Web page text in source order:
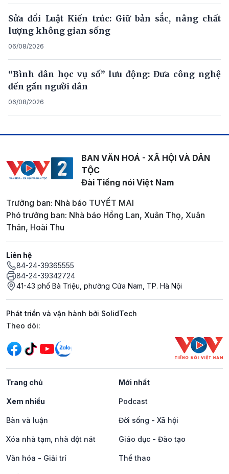
Sửa đổi Luật Kiến trúc: Giữ bản sắc, nâng chất
lượng không gian sống
06/08/2026
“Bình dân học vụ số” lưu động: Đưa công nghệ
đến gần người dân
06/08/2026
BAN VĂN HOÁ - XÃ HỘI VÀ DÂN
TỘC
Đài Tiếng nói Việt Nam
Trưởng ban: Nhà báo TUYẾT MAI
Phó trưởng ban: Nhà báo Hồng Lan, Xuân Thọ, Xuân
Thân, Hoài Thu
Liên hệ
84-24-39365555
84-24-39342724
41-43 phố Bà Triệu, phường Cửa Nam, TP. Hà Nội
Phát triển và vận hành bởi SolidTech
Mạng xã hội
Theo dõi:
Trang chủ Mới nhất
Xem nhiều Podcast
Bàn và luận Đời sống - Xã hội
Xóa nhà tạm, nhà dột nát Giáo dục - Đào tạo
Văn hóa - Giải trí Thể thao